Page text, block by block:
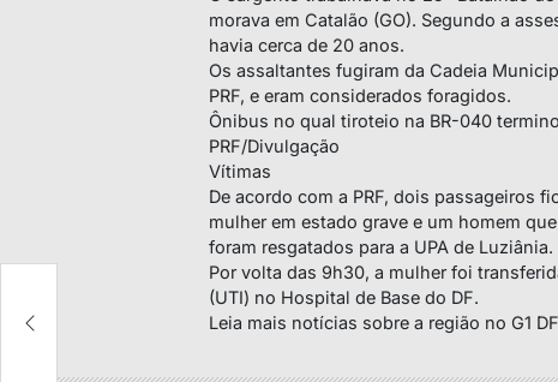
morava em Catalão (GO). Segundo a
havia cerca de 20 anos.
Os assaltantes fugiram da Cadeia
PRF, e eram considerados foragidos.
Ônibus no qual tiroteio na BR-040
PRF/Divulgação
Vítimas
De acordo com a PRF, dois passageiros
mulher em estado grave e um homem
foram resgatados para a UPA de Luziânia.
Por volta das 9h30, a mulher foi
(UTI) no Hospital de Base do DF.
Leia mais notícias sobre a região no G1